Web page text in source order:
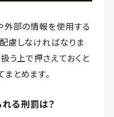
外部の情報を使用する
慮しなければなりま
う上で押さえておくと
とめます。
る刑罰は？